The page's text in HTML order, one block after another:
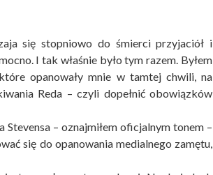
się stopniowo do śmierci przyjaciół i
I tak właśnie było tym razem. Byłem
opanowały mnie w tamtej chwili, na
Reda – czyli dopełnić obowiązków
– oznajmiłem oficjal­nym tonem –
się do opanowania medialnego zamętu,